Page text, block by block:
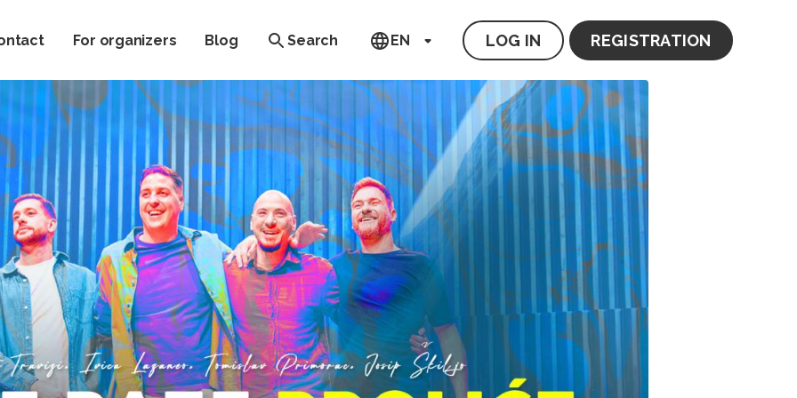
For organizers Blog Search EN LOG IN REGISTRATION